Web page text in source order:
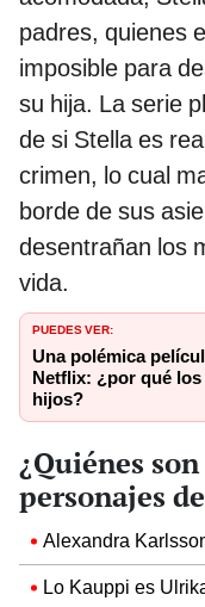
padres, quienes
imposible para
su hija. La serie
de si Stella es
crimen, lo cual
borde de sus
desentrañan los
vida.
PUEDES VER:
Una polémica
Netflix: ¿por qué
hijos?
¿Quiénes
personajes
Alexandra
Lo Kauppi es